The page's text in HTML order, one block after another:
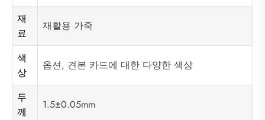
재
료
재활용 가죽
색
상
옵션, 견본 카드에 대한 다양한 색상
두
께
1.5±0.05mm